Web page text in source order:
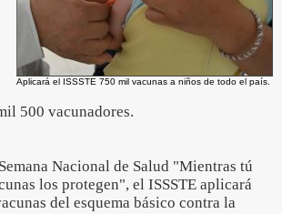
Aplicará el ISSSTE 750 mil vacunas a niños de todo el país.
500 vacunadores.
Nacional de Salud "Mientras tú
los protegen", el ISSSTE aplicará
del esquema básico contra la